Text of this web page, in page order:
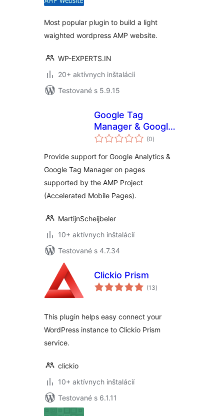
Most popular plugin to build a light
waighted wordpress AMP website.
WP-EXPERTS.IN
20+ aktívnych inštalácií
Testované s 5.9.15
Google Tag
Manager & Google
Analytics for AMP
(0celkové
hodnotenie
)
Provide support for Google Analytics &
Google Tag Manager on pages
supported by the AMP Project
(Accelerated Mobile Pages).
MartijnScheijbeler
10+ aktívnych inštalácií
Testované s 4.7.34
Clickio Prism
(13celkové
hodnotenie
)
This plugin helps easy connect your
WordPress instance to Clickio Prism
service.
clickio
10+ aktívnych inštalácií
Testované s 6.1.11